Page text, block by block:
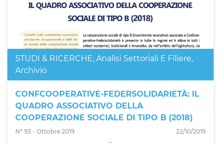
STUDI & RICERCHE, Analisi Settoriali E Filiere,
Archivio
CONFCOOPERATIVE-FEDERSOLIDARIETÀ: IL
QUADRO ASSOCIATIVO DELLA
COOPERAZIONE SOCIALE DI TIPO B (2018)
N° 93 - Ottobre 2019 22/10/2019